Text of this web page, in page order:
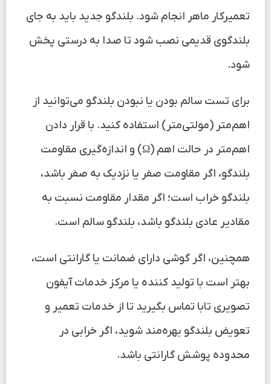
تعمیرکار ماهر انجام شود. بلندگو جدید باید به جای
بلندگوی قدیمی نصب شود تا صدا به درستی پخش
شود.
برای تست سالم بودن یا نبودن بلندگو می‌توانید از
اهم‌متر (مولتی‌متر) استفاده کنید. با قرار دادن
اهم‌متر در حالت اهم (Ω) و اندازه‌گیری مقاومت
بلندگو، اگر مقاومت صفر یا نزدیک به صفر باشد،
بلندگو خراب است؛ اگر مقدار مقاومت نسبت به
مقادیر عادی بلندگو باشد، بلندگو سالم است.
همچنین، اگر گوشی دارای ضمانت یا گارانتی است،
بهتر است با تولید کننده یا مرکز خدمات آیفون
تصویری تابا تماس بگیرید تا از خدمات تعمیر و
تعویض بلندگو بهره‌مند شوید، اگر خرابی در
محدوده پوشش گارانتی باشد.